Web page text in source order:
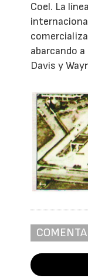
Coel. La
abarcando
Davis y